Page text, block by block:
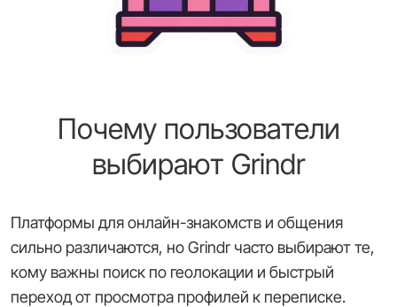
Почему пользователи
выбирают Grindr
Платформы для онлайн-знакомств и общения
сильно различаются, но Grindr часто выбирают те,
кому важны поиск по геолокации и быстрый
переход от просмотра профилей к переписке.